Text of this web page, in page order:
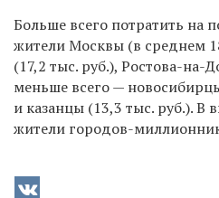
Больше всего потратить на
жители Москвы (в среднем
(17,2 тыс. руб.), Ростова-на-
меньше всего —
и казанцы (13,3 тыс. руб.). В
жители городов-